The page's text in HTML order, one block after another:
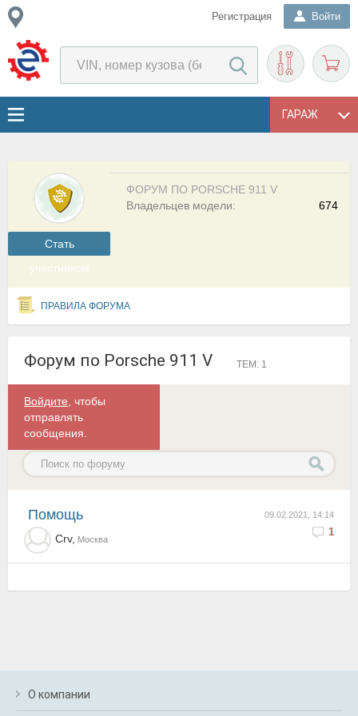
Регистрация Войти
ГАРАЖ
Cтать
участником
ФОРУМ ПО PORSCHE 911 V
674
Владельцев модели:
ПРАВИЛА ФОРУМА
Форум по Porsche 911 V ТЕМ: 1
Войдите , чтобы
отправлять
сообщения.
09.02.2021, 14:14
1
Помощь
Crv, Москва
О компании